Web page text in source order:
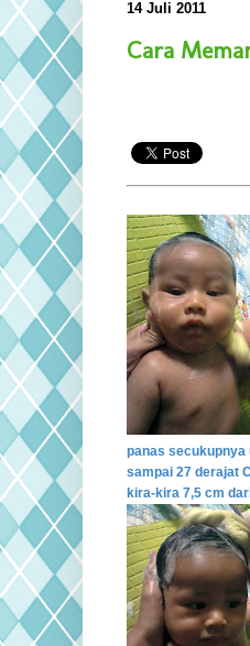
14 Juli 2011
Cara
panas secukupnya
sampai 27 derajat
kira-kira 7,5 cm